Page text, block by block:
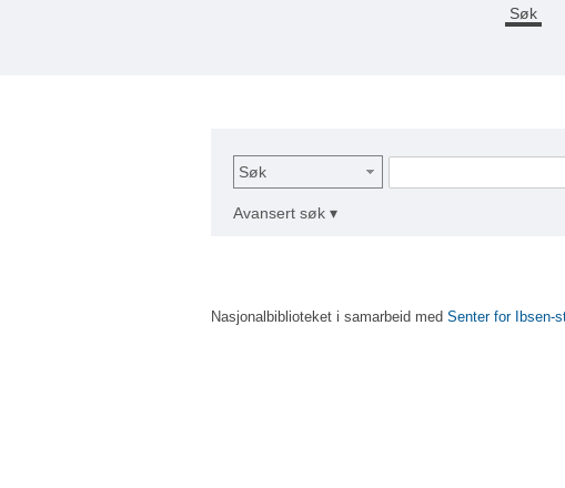
Søk
Søk
Avansert søk ▾
Nasjonalbiblioteket i samarbeid med Senter for Ibsen-